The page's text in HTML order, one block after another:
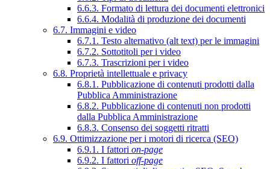
6.6.3. Formato di lettura dei documenti elettronici
6.6.4. Modalità di produzione dei documenti
6.7. Immagini e video
6.7.1. Testo alternativo (alt text) per le immagini
6.7.2. Sottotitoli per i video
6.7.3. Trascrizioni per i video
6.8. Proprietà intellettuale e privacy
6.8.1. Pubblicazione di contenuti prodotti dalla
Pubblica Amministrazione
6.8.2. Pubblicazione di contenuti non prodotti
dalla Pubblica Amministrazione
6.8.3. Consenso dei soggetti ritratti
6.9. Ottimizzazione per i motori di ricerca (SEO)
6.9.1. I fattori on-page
6.9.2. I fattori off-page